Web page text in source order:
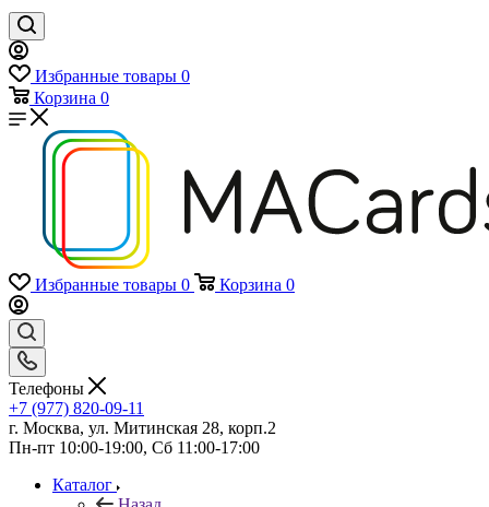
Избранные товары 0
Корзина 0
Избранные товары 0 Корзина 0
Телефоны
+7 (977) 820-09-11
г. Москва, ул. Митинская 28, корп.2
Пн-пт 10:00-19:00, Сб 11:00-17:00
Каталог